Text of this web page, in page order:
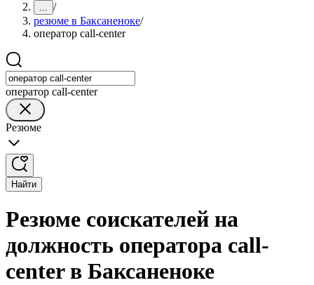
... /
резюме в Баксаненоке/
оператор call-center
оператор call-center
Резюме
Найти
Резюме соискателей на
должность оператора call-
center в Баксаненоке